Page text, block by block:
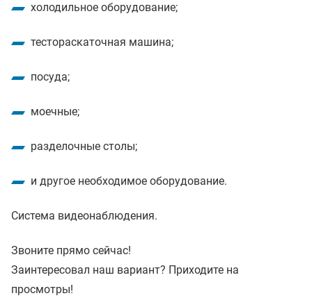
холодильное оборудование;
тестораскаточная машина;
посуда;
моечные;
разделочные столы;
и другое необходимое оборудование.
Система видеонаблюдения.
Звоните прямо сейчас!
Заинтересовал наш вариант? Приходите на
просмотры!